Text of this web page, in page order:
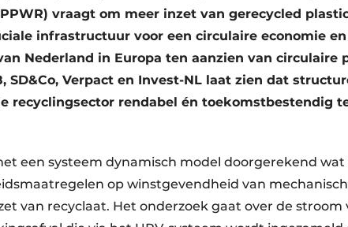
vraagt om meer inzet van gerecycled
infrastructuur voor een circulaire economie en
Nederland in Europa ten aanzien van circulaire
SD&Co, Verpact en Invest-NL laat zien dat
recyclingsector rendabel én toekomstbestendig
een systeem dynamisch model doorgerekend wat
op winst­gevendheid van
van recyclaat. Het onderzoek gaat over de stroom